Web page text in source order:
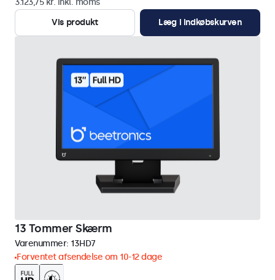
3.123,75 kr. inkl. moms
Vis produkt
Læg i indkøbskurven
13 Tommer Skærm
Varenummer: 13HD7
Forventet afsendelse om 10-12 dage